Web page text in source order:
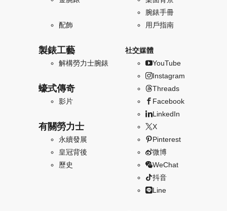
配飾
製錶工藝
解構勞力士腕錶
蠔式傳奇
影片
有關勞力士
永續發展
皇冠背後
歷史
腕錶手冊
用戶指南
社交媒體
YouTube
Instagram
Threads
Facebook
LinkedIn
X
Pinterest
微博
WeChat
抖音
Line